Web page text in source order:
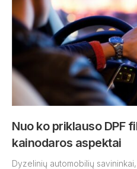
Nuo ko priklauso DPF
kainodaros aspektai
Dyzelinių automobilių